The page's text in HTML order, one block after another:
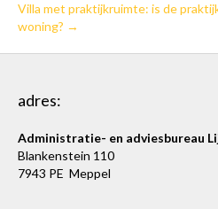
Villa met praktijkruimte: is de
woning? →
adres:
Administratie- en adviesbureau
Blankenstein 110
7943 PE Meppel